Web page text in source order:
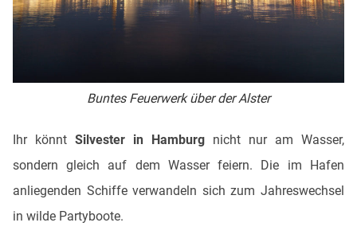
Buntes Feuerwerk über der Alster
Ihr könnt Silvester in Hamburgnicht nur am Wasser,
sondern gleich auf dem Wasser feiern. Die im Hafen
anliegenden Schiffe verwandeln sich zum Jahreswechsel
in wilde Partyboote.